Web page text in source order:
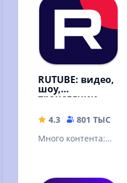
RUTUBE: видео,
шоу,
трансляции
4.3 801 ТЫС
Много контента:
прямые эфиры,